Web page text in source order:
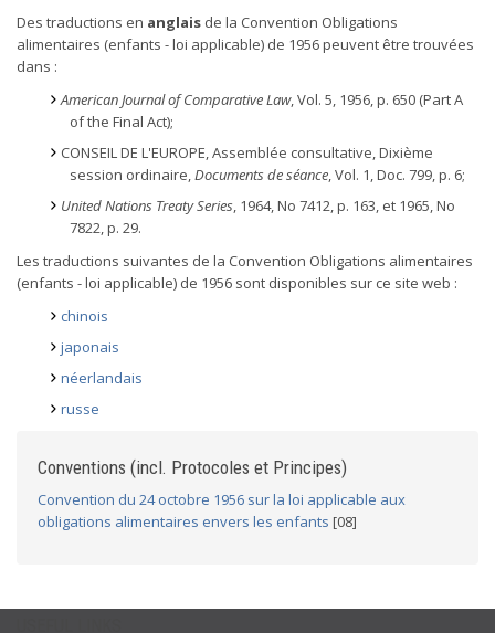
Des traductions en anglais de la Convention Obligations
alimentaires (enfants - loi applicable) de 1956 peuvent être trouvées
dans :
American Journal of Comparative Law, Vol. 5, 1956, p. 650 (Part A
of the Final Act);
CONSEIL DE L'EUROPE, Assemblée consultative, Dixième
session ordinaire,Documents de séance, Vol. 1, Doc. 799, p. 6;
United Nations Treaty Series, 1964, No 7412, p. 163, et 1965, No
7822, p. 29.
Les traductions suivantes de la Convention Obligations alimentaires
(enfants - loi applicable) de 1956 sont disponibles sur ce site web :
chinois
japonais
néerlandais
russe
Conventions (incl. Protocoles et Principes)
Convention du 24 octobre 1956 sur la loi applicable aux
obligations alimentaires envers les enfants [08]